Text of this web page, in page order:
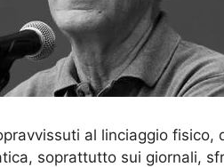
al linciaggio fisico,
soprattutto sui giornali,